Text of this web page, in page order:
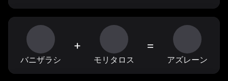
バニザラシ
+
モリタロス
=
アズレーン